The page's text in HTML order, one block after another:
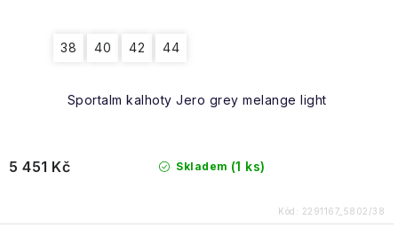
Sportalm kalhoty Jero grey melange light
38 40 42 44
Skladem (1 ks)
5 451 Kč
Kód: 2291167_5802/38